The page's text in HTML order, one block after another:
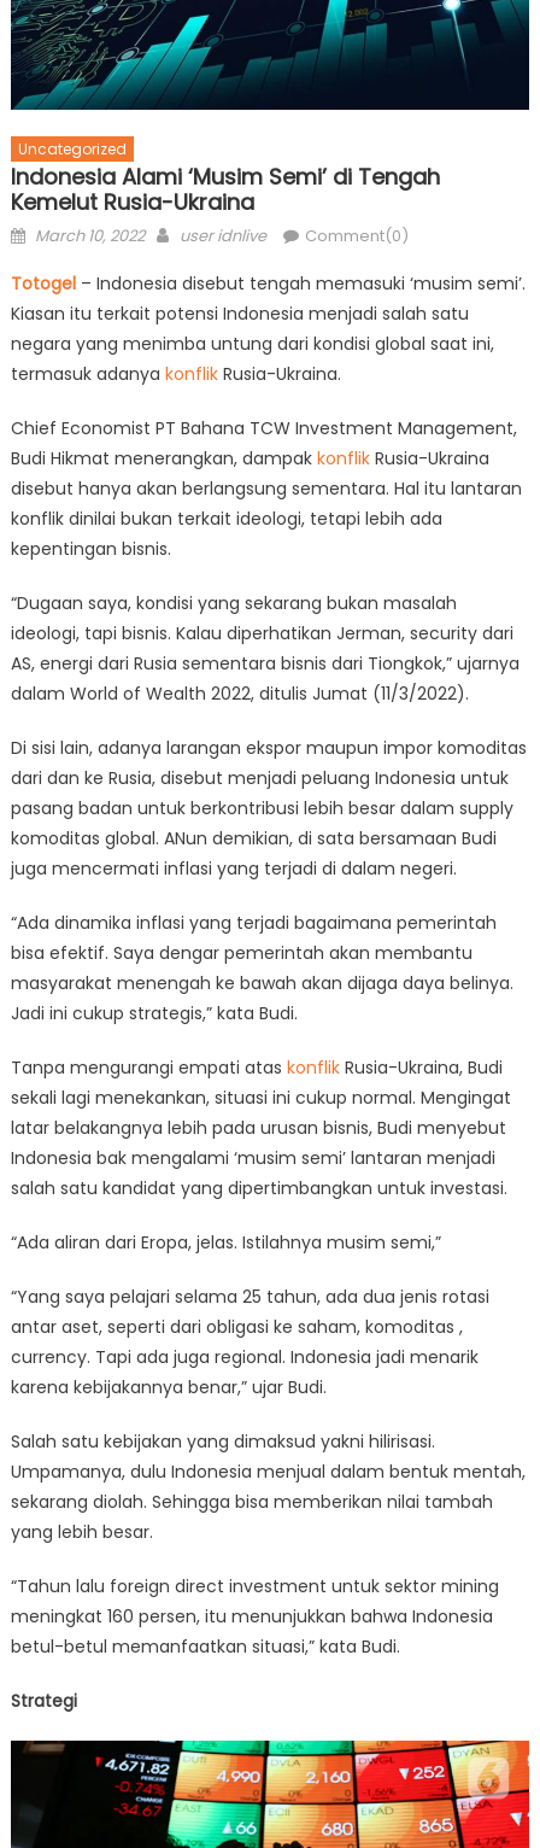
Uncategorized
Indonesia Alami ‘Musim Semi’ di Tengah
Kemelut Rusia-Ukraina
Posted
March 10, 2022 Author
user idnlive Comment(0)
Totogel – Indonesia disebut tengah memasuki ‘musim semi’.
Kiasan itu terkait potensi Indonesia menjadi salah satu
negara yang menimba untung dari kondisi global saat ini,
termasuk adanya konflik Rusia-Ukraina.
Chief Economist PT Bahana TCW Investment Management,
Budi Hikmat menerangkan, dampak konflik Rusia-Ukraina
disebut hanya akan berlangsung sementara. Hal itu lantaran
konflik dinilai bukan terkait ideologi, tetapi lebih ada
kepentingan bisnis.
“Dugaan saya, kondisi yang sekarang bukan masalah
ideologi, tapi bisnis. Kalau diperhatikan Jerman, security dari
AS, energi dari Rusia sementara bisnis dari Tiongkok,” ujarnya
dalam World of Wealth 2022, ditulis Jumat (11/3/2022).
Di sisi lain, adanya larangan ekspor maupun impor komoditas
dari dan ke Rusia, disebut menjadi peluang Indonesia untuk
pasang badan untuk berkontribusi lebih besar dalam supply
komoditas global. ANun demikian, di sata bersamaan Budi
juga mencermati inflasi yang terjadi di dalam negeri.
“Ada dinamika inflasi yang terjadi bagaimana pemerintah
bisa efektif. Saya dengar pemerintah akan membantu
masyarakat menengah ke bawah akan dijaga daya belinya.
Jadi ini cukup strategis,” kata Budi.
Tanpa mengurangi empati atas konflikRusia-Ukraina, Budi
sekali lagi menekankan, situasi ini cukup normal. Mengingat
latar belakangnya lebih pada urusan bisnis, Budi menyebut
Indonesia bak mengalami ‘musim semi’ lantaran menjadi
salah satu kandidat yang dipertimbangkan untuk investasi.
“Ada aliran dari Eropa, jelas. Istilahnya musim semi,”
“Yang saya pelajari selama 25 tahun, ada dua jenis rotasi
antar aset, seperti dari obligasi ke saham, komoditas ,
currency. Tapi ada juga regional. Indonesia jadi menarik
karena kebijakannya benar,” ujar Budi.
Salah satu kebijakan yang dimaksud yakni hilirisasi.
Umpamanya, dulu Indonesia menjual dalam bentuk mentah,
sekarang diolah. Sehingga bisa memberikan nilai tambah
yang lebih besar.
“Tahun lalu foreign direct investment untuk sektor mining
meningkat 160 persen, itu menunjukkan bahwa Indonesia
betul-betul memanfaatkan situasi,” kata Budi.
Strategi